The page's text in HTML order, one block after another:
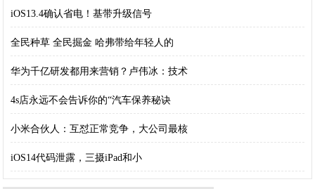
iOS13.4确认省电！基带升级信号
全民种草 全民掘金 哈弗带给年轻人的
华为千亿研发都用来营销？卢伟冰：技术
4s店永远不会告诉你的“汽车保养秘诀
小米合伙人：互怼正常竞争，大公司最核
iOS14代码泄露，三摄iPad和小